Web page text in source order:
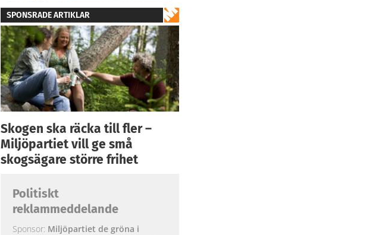
SPONSRADE ARTIKLAR
Skogen ska räcka till fler –
Miljöpartiet vill ge små
skogsägare större frihet
Politiskt
reklammeddelande
Sponsor: Miljöpartiet de gröna i